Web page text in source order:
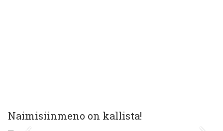
Naimisiinmeno on kallista!